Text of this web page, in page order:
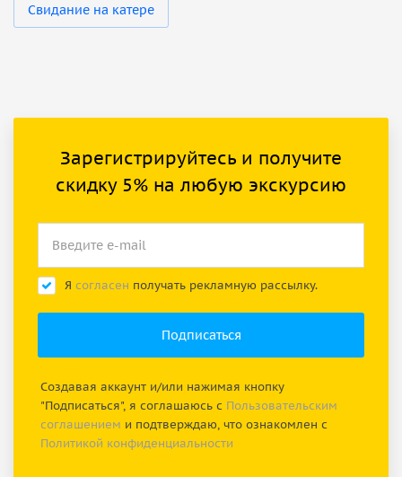
Свидание на катере
Зарегистрируйтесь и получите
скидку 5% на любую экскурсию
Я согласен получать рекламную рассылку.
Создавая аккаунт и/или нажимая кнопку
"Подписаться", я соглашаюсь с Пользовательским
соглашением и подтверждаю, что ознакомлен с
Политикой конфиденциальности